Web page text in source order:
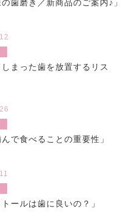
の歯磨き／新商品のご案内♪」
しまった歯を放置するリス
んで食べることの重要性」
トールは歯に良いの？」